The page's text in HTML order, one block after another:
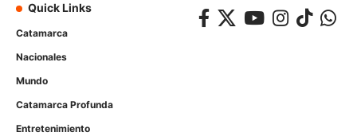
Quick Links
Catamarca
Nacionales
Mundo
Catamarca Profunda
Entretenimiento